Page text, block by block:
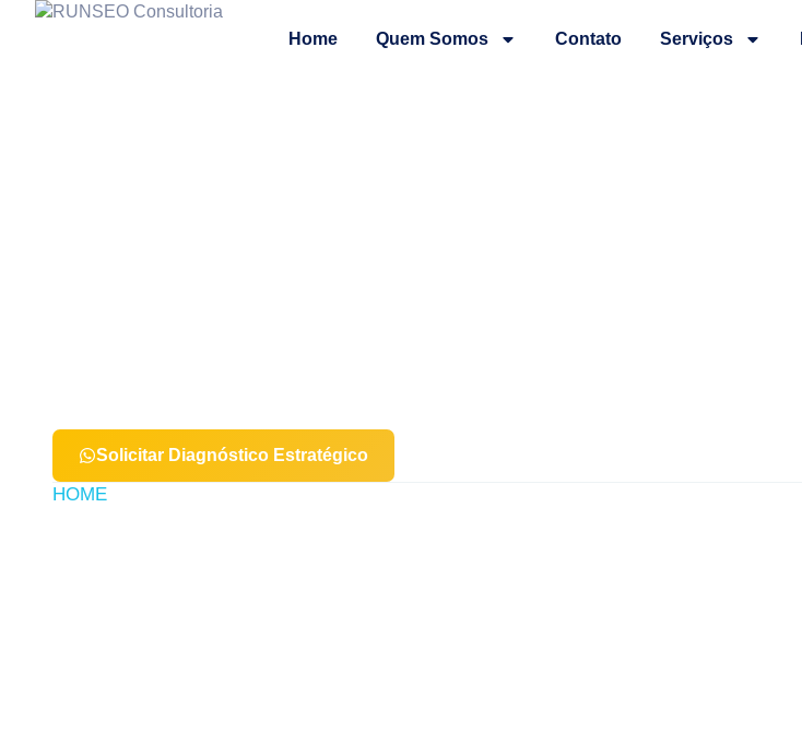
Home Quem Somos Contato Serviços
Solicitar Diagnóstico Estratégico
HOME